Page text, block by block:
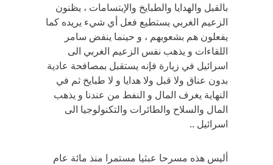
بالقبل والهدايا والطبايخ والإبتسامات ، يظنون
الزعيم الغربي يستطيع فعل أي شيء يريده كما
يفعلون هم بشعوبهم ، و حينما ينفض سامر
اللقاءات و يذهب نفس الزعيم الغربي الى
اسرائيل في زيارة فإنه يستقبل بمصافحة عادية
بدون عناق ولا قبل ولا هدايا و لا طبايخ ثم في
النهاية يغرف المال و النفط من عندنا و يذهب
المال والسلاح والطائرات والتكنولوجيا الى
اسرائيل ..
أليس هذه مسرحا عبثيا مستمرا منذ مائة عام